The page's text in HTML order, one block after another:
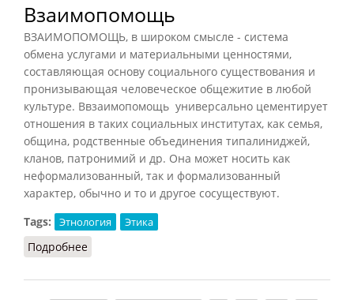
Взаимопомощь
ВЗАИМОПОМОЩЬ, в широком смысле - система
обмена услугами и материальными ценностями,
составляющая основу социального существования и
пронизывающая человеческое общежитие в любой
культуре. Ввзаимопомощь универсально цементирует
отношения в таких социальных институтах, как семья,
община, родственные объединения типалиниджей,
кланов, патронимий и др. Она может носить как
неформализованный, так и формализованный
характер, обычно и то и другое сосуществуют.
Tags:
Этнология Этика
Подробнее